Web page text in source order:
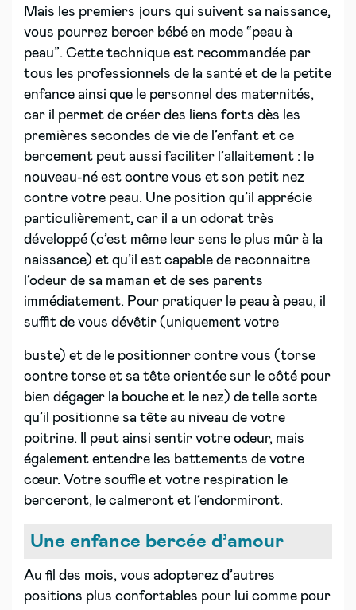
Mais les premiers jours qui suivent sa naissance,
vous pourrez bercer bébé en mode “peau à
peau”. Cette technique est recommandée par
tous les professionnels de la santé et de la petite
enfance ainsi que le personnel des maternités,
car il permet de créer des liens forts dès les
premières secondes de vie de l’enfant et ce
bercement peut aussi faciliter l’allaitement : le
nouveau-né est contre vous et son petit nez
contre votre peau. Une position qu’il apprécie
particulièrement, car il a un odorat très
développé (c’est même leur sens le plus mûr à la
naissance) et qu’il est capable de reconnaitre
l’odeur de sa maman et de ses parents
immédiatement. Pour pratiquer le peau à peau, il
suffit de vous dévêtir (uniquement votre
buste) et de le positionner contre vous (torse
contre torse et sa tête orientée sur le côté pour
bien dégager la bouche et le nez) de telle sorte
qu’il positionne sa tête au niveau de votre
poitrine. Il peut ainsi sentir votre odeur, mais
également entendre les battements de votre
cœur. Votre souffle et votre respiration le
berceront, le calmeront et l’endormiront.
Une enfance bercée d’amour
Au fil des mois, vous adopterez d’autres
positions plus confortables pour lui comme pour